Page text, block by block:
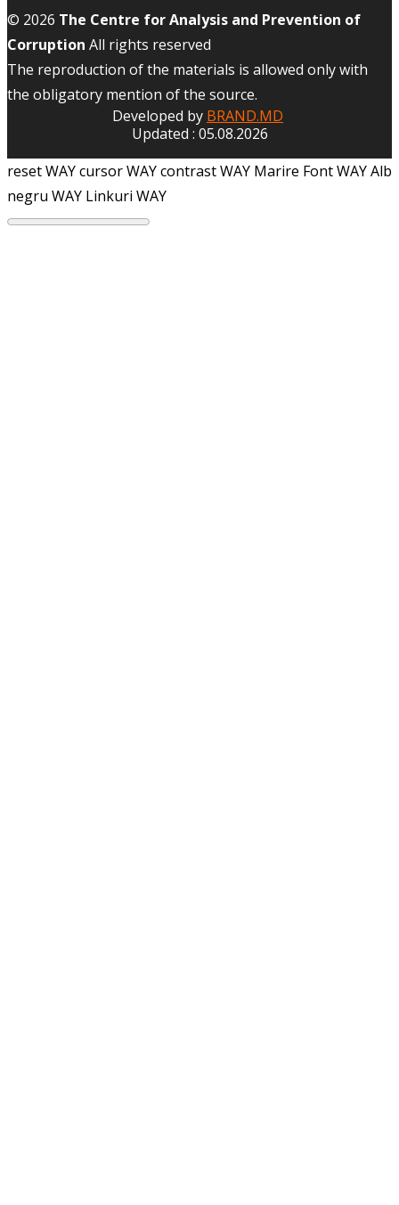
© 2026 The Centre for Analysis and Prevention of
Corruption All rights reserved
The reproduction of the materials is allowed only with
the obligatory mention of the source.
Developed by BRAND.MD
Updated : 05.08.2026
reset WAYcursor WAYcontrast WAY Marire Font WAYAlb
negru WAY Linkuri WAY